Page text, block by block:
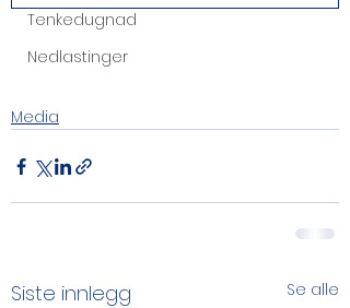
Tenkedugnad
Nedlastinger
Media
Siste innlegg Se alle